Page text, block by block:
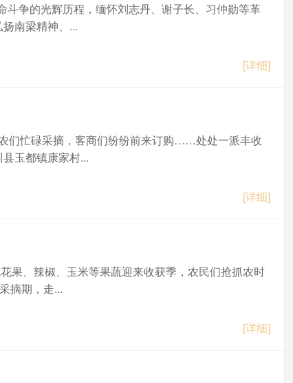
争的光辉历程，缅怀刘志丹、谢子长、习仲勋等革
南梁精神、...
[详细]
们忙碌采摘，客商们纷纷前来订购……处处一派丰收
玉都镇康家村...
[详细]
果、辣椒、玉米等果蔬迎来收获季，农民们抢抓农时
摘期，走...
[详细]